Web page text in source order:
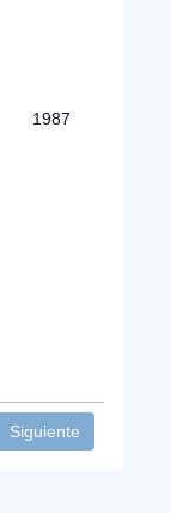
1987
Siguiente